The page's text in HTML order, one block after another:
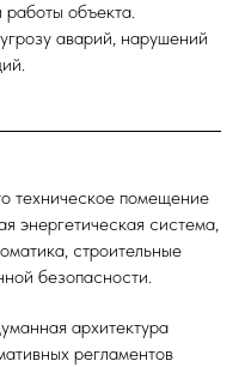
объекта.
аварий, нарушений
техническое помещение
энергетическая система,
строительные
безопасности.
архитектура
регламентов